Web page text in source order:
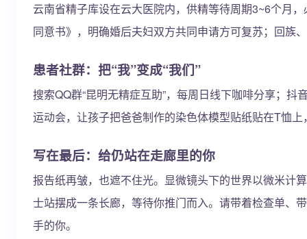
云南省精子库设在云大医院内，供精等待周期3~6个月
同意书》，明确婚后夫妇双方共同申请方可复苏；回族
患者社群：把“我”变成“我们”
搜索QQ群“昆明无精症互助”，每周日线下咖啡分享；
运动会，让孩子把爸爸制作的染色体模型贴纸贴在T恤
写在最后：给仍站在走廊里的你
报告纸再皱，也遮不住光。显微镜头下的世界以微米计
士站摆成一条长廊，等待你推门而入。请带着检查单、
手的你。